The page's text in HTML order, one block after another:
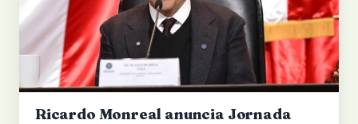
Ricardo Monreal anuncia Jornada